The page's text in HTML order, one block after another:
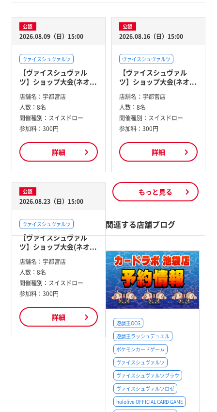
公認
2026.08.09（日）15:00
ヴァイスシュヴァルツ
【ヴァイスシュヴァル
ツ】ショップ大会(ネオ...
店舗名： 宇都宮店
人数： 8名
開催種別： スイスドロー
参加料： 300円
詳細
公認
2026.08.16（日）15:00
ヴァイスシュヴァルツ
【ヴァイスシュヴァル
ツ】ショップ大会(ネオ...
店舗名： 宇都宮店
人数： 8名
開催種別： スイスドロー
参加料： 300円
詳細
公認
2026.08.23（日）15:00
ヴァイスシュヴァルツ
【ヴァイスシュヴァル
ツ】ショップ大会(ネオ...
店舗名： 宇都宮店
人数： 8名
開催種別： スイスドロー
参加料： 300円
詳細
もっと見る
関連する店舗ブログ
遊戯王OCG
遊戯王ラッシュデュエル
ポケモンカードゲーム
ヴァイスシュヴァルツ
ヴァイスシュヴァルツブラウ
ヴァイスシュヴァルツロゼ
hololive OFFICIAL CARD GAME